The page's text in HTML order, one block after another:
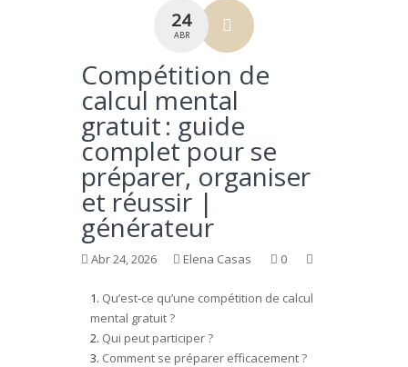
24
ABR
Compétition de
calcul mental
gratuit : guide
complet pour se
préparer, organiser
et réussir |
générateur
Abr 24, 2026 Elena Casas 0
Qu’est‑ce qu’une compétition de calcul
mental gratuit ?
Qui peut participer ?
Comment se préparer efficacement ?